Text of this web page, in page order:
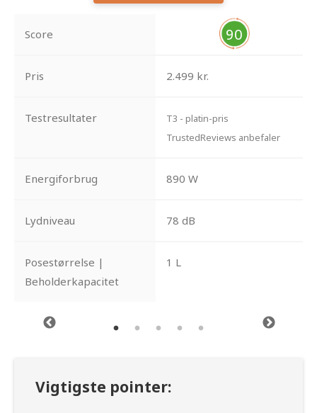
Score 90
Pris 2.499 kr.
Testresultater
T3 - platin-pris
TrustedReviews anbefaler
Energiforbrug 890 W
Lydniveau 78 dB
Posestørrelse |
Beholderkapacitet
1 L
Vigtigste pointer: